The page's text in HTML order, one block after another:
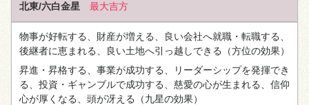
北東/六白金星 最大吉方
物事が好転する、財産が増える、良い会社へ就職・転職する、
後継者に恵まれる、良い土地へ引っ越しできる （方位の効果）
昇進・昇格する、事業が成功する、リーダーシップを発揮でき
る、投資・ギャンブルで成功する、慈愛の心が生まれる、信仰
心が厚くなる、頭が冴える （九星の効果）